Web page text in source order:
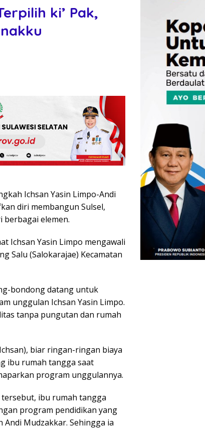
ki’ Pak,
Ichsan Yasin Limpo-Andi
diri membangun Sulsel,
berbagai elemen.
Ichsan Yasin Limpo mengawali
Salu (Salokarajae) Kecamatan
bondong datang untuk
unggulan Ichsan Yasin Limpo.
tanpa pungutan dan rumah
biar ringan-ringan biaya
ibu rumah tangga saat
program unggulannya.
ibu rumah tangga
program pendidikan yang
Andi Mudzakkar. Sehingga ia